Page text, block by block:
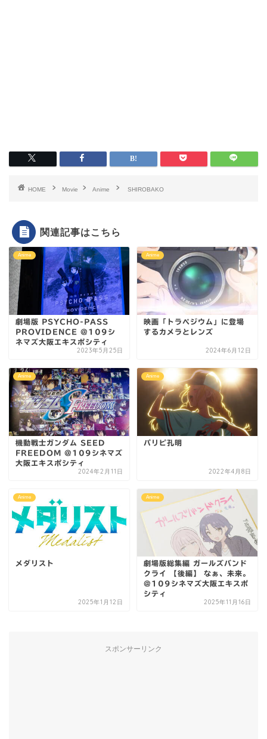
HOME Movie Anime SHIROBAKO
関連記事はこちら
Anime
劇場版 PSYCHO-PASS
PROVIDENCE @109シ
ネマズ大阪エキスポシティ
2023年5月25日
Anime
映画「トラペジウム」に登場
するカメラとレンズ
2024年6月12日
Anime
機動戦士ガンダム SEED
FREEDOM @109シネマズ
大阪エキスポシティ
2024年2月11日
Anime
パリピ孔明
2022年4月8日
Anime
メダリスト
2025年1月12日
Anime
劇場版総集編 ガールズバンド
クライ 【後編】 なぁ、未来。
@109シネマズ大阪エキスポ
シティ
2025年11月16日
スポンサーリンク